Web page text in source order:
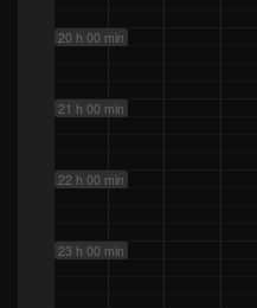
20 h 00 min
21 h 00 min
22 h 00 min
23 h 00 min